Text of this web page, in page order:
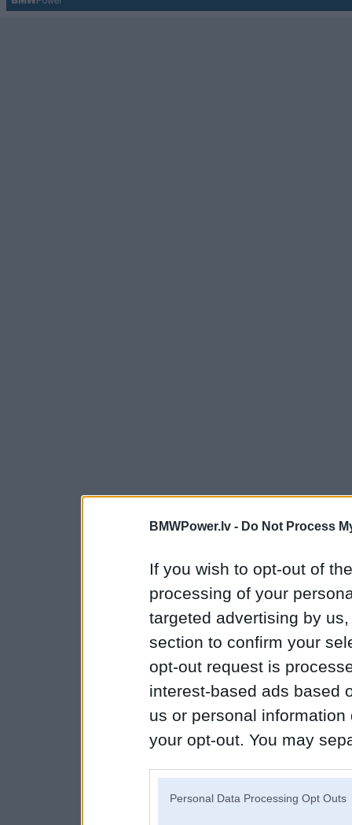
BMWPower.lv - Do Not Process
If you wish to opt-out of
processing of your
targeted advertising by
section to confirm your
opt-out request is
interest-based ads based
us or personal
your opt-out. You may
Personal Data Processing Opt Outs